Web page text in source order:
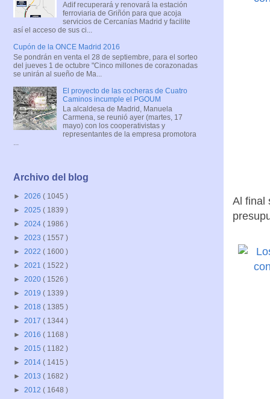
Al final
Adif recuperará y renovará la estación
ferroviaria de Griñón para que acoja
servicios de Cercanías Madrid y facilite
así el acceso de sus ci...
Cupón de la ONCE Madrid 2016
Se pondrán en venta el 28 de septiembre, para el sorteo
del jueves 1 de octubre "Cinco millones de corazonadas
se unirán al sueño de Ma...
El proyecto de las cocheras de Cuatro
Caminos incumple el PGOUM
La alcaldesa de Madrid, Manuela
Carmena, se reunió ayer (martes, 17
mayo) con los cooperativistas y
representantes de la empresa promotora
...
Archivo del blog
► 2026 ( 1045 )
► 2025 ( 1839 )
► 2024 ( 1986 )
► 2023 ( 1557 )
► 2022 ( 1600 )
► 2021 ( 1522 )
► 2020 ( 1526 )
► 2019 ( 1339 )
► 2018 ( 1385 )
► 2017 ( 1344 )
► 2016 ( 1168 )
► 2015 ( 1182 )
► 2014 ( 1415 )
► 2013 ( 1682 )
► 2012 ( 1648 )